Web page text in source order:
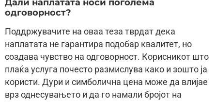
Дали наплатата носи поголема
одговорност?
Поддржувачите на оваа теза тврдат дека
наплатата не гарантира подобар квалитет, но
создава чувство на одговорност. Корисникот што
плаќа услуга почесто размислува како и зошто ја
користи. Дури и симболична цена може да влијае
врз однесувањето и да го намали бројот на